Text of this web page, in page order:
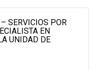
SERVICIOS POR
EN
UNIDAD DE